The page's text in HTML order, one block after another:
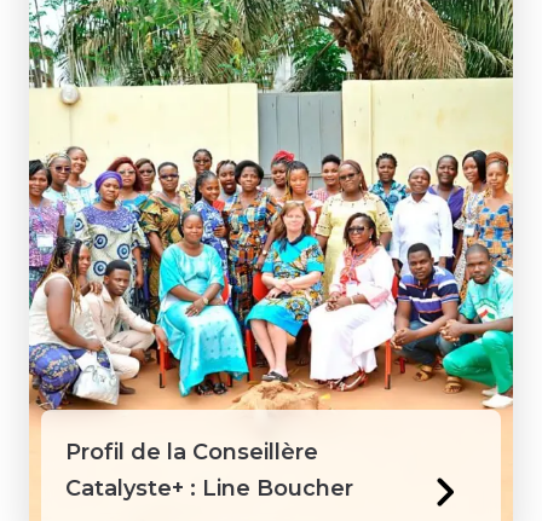
Profil de la Conseillère
Catalyste+ : Line Boucher